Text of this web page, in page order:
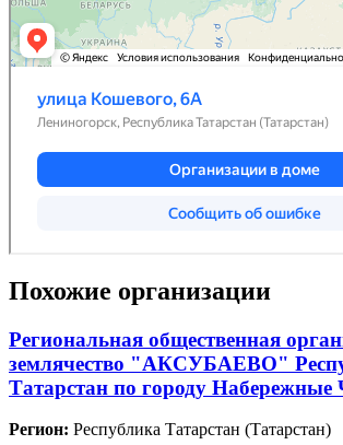
Похожие организации
Региональная общественная
землячество "АКСУБАЕВО"
Татарстан по городу
Регион: Республика Татарстан (Татарстан)